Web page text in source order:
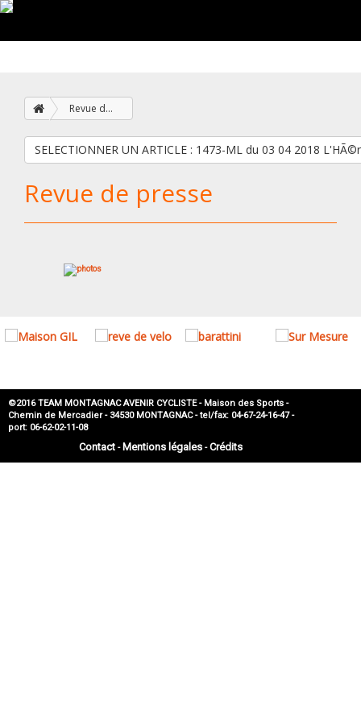
Revue de presse
SELECTIONNER UN ARTICLE : 1473-ML du 03 04
Revue de presse
©2016 TEAM MONTAGNAC AVENIR CYCLISTE - Maison des Sports -
Chemin de Mercadier - 34530 MONTAGNAC - tel/fax: 04-67-24-16-47 -
port: 06-62-02-11-08
Contact- Mentions légales-Crédits